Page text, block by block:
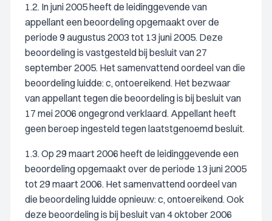
1.2. In juni 2005 heeft de leidinggevende van
appellant een beoordeling opgemaakt over de
periode 9 augustus 2003 tot 13 juni 2005. Deze
beoordeling is vastgesteld bij besluit van 27
september 2005. Het samenvattend oordeel van die
beoordeling luidde: c, ontoereikend. Het bezwaar
van appellant tegen die beoordeling is bij besluit van
17 mei 2006 ongegrond verklaard. Appellant heeft
geen beroep ingesteld tegen laatstgenoemd besluit.
1.3. Op 29 maart 2006 heeft de leidinggevende een
beoordeling opgemaakt over de periode 13 juni 2005
tot 29 maart 2006. Het samenvattend oordeel van
die beoordeling luidde opnieuw: c, ontoereikend. Ook
deze beoordeling is bij besluit van 4 oktober 2006